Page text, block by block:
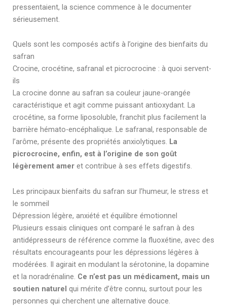
pressentaient, la science commence à le documenter
sérieusement.
Quels sont les composés actifs à l’origine des bienfaits du
safran
Crocine, crocétine, safranal et picrocrocine : à quoi servent-
ils
La crocine donne au safran sa couleur jaune-orangée
caractéristique et agit comme puissant antioxydant. La
crocétine, sa forme liposoluble, franchit plus facilement la
barrière hémato-encéphalique. Le safranal, responsable de
l’arôme, présente des propriétés anxiolytiques. La
picrocrocine, enfin, est à l’origine de son goût
légèrement ameret contribue à ses effets digestifs.
Les principaux bienfaits du safran sur l’humeur, le stress et
le sommeil
Dépression légère, anxiété et équilibre émotionnel
Plusieurs essais cliniques ont comparé le safran à des
antidépresseurs de référence comme la fluoxétine, avec des
résultats encourageants pour les dépressions légères à
modérées. Il agirait en modulant la sérotonine, la dopamine
et la noradrénaline. Ce n’est pas un médicament, mais un
soutien naturel qui mérite d’être connu, surtout pour les
personnes qui cherchent une alternative douce.